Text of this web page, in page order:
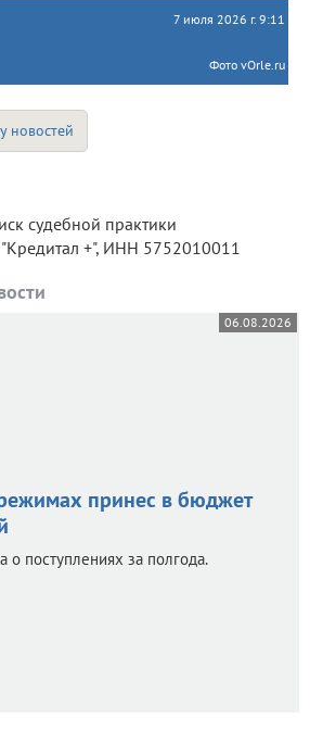
7 июля 2026 г. 9:11
Фото vOrle.ru
новостей
+", ИНН 5752010011
06.08.2026
принес в бюджет
о поступлениях за полгода.